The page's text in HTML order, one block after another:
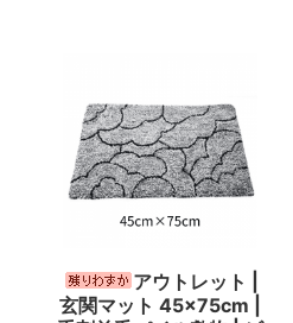
アウトレット |
玄関マット 45×75cm |